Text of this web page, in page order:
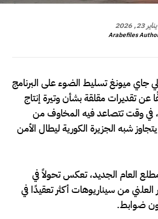
يناير 23, 2026
Arabefiles
جاي ميونغ تسليط الضوء على البرنامج
عن تقديرات مقلقة بشأن وتيرة إنتاج
في وقت تتصاعد فيه المخاوف من
شبه الجزيرة الكورية ليطال الأمن
العام الجديد، تعكس تحولاً في
من سيناريوهات أكثر تعقيدًا في
ضوابط.